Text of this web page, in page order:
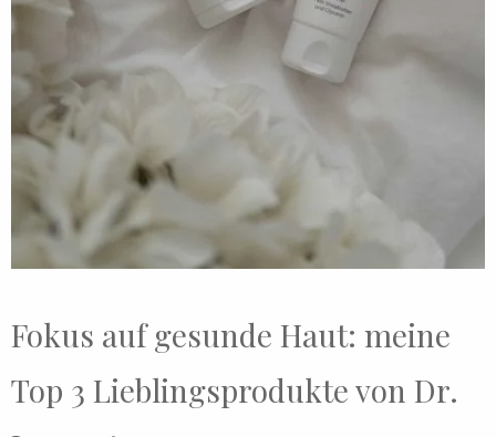
Fokus auf gesunde Haut: meine
Top 3 Lieblingsprodukte von Dr.